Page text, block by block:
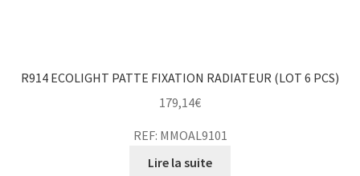
R914 ECOLIGHT PATTE FIXATION RADIATEUR (LOT 6 PCS)
179,14€
REF: MMOAL9101
Lire la suite